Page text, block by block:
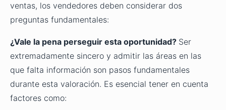
ventas, los vendedores deben considerar dos
preguntas fundamentales:
¿Vale la pena perseguir esta oportunidad? Ser
extremadamente sincero y admitir las áreas en las
que falta información son pasos fundamentales
durante esta valoración. Es esencial tener en cuenta
factores como: